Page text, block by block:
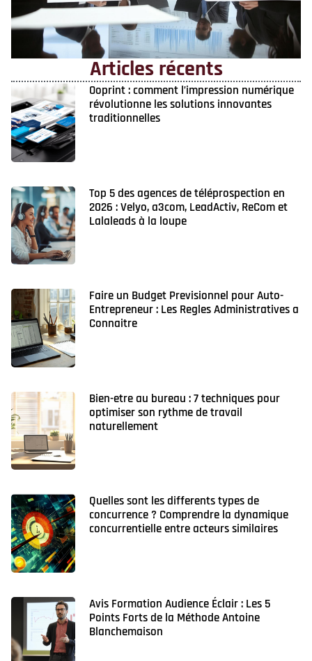
Articles récents
Ooprint : comment l’impression numérique
révolutionne les solutions innovantes
traditionnelles
Top 5 des agences de téléprospection en
2026 : Velyo, a3com, LeadActiv, ReCom et
Lalaleads à la loupe
Faire un Budget Previsionnel pour Auto-
Entrepreneur : Les Regles Administratives a
Connaitre
Bien-etre au bureau : 7 techniques pour
optimiser son rythme de travail
naturellement
Quelles sont les differents types de
concurrence ? Comprendre la dynamique
concurrentielle entre acteurs similaires
Avis Formation Audience Éclair : Les 5
Points Forts de la Méthode Antoine
Blanchemaison